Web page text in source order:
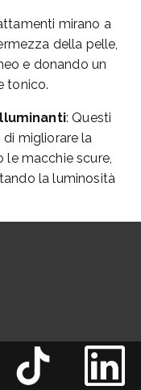
mirano a
della pelle,
e donando un
tonico.
: Questi
migliorare la
le macchie scure,
la luminosità